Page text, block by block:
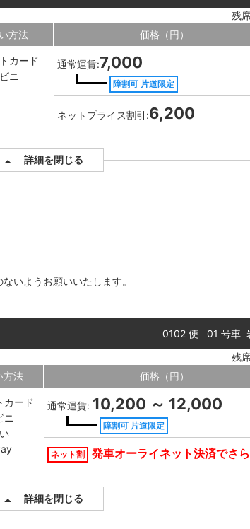
残
方法
カード
ニ
価格（円）
通常運賃:7,000
障割可 片道限定
ネットプライス割引:6,200
詳細を閉じる
いようお願いいたします。
0102 便 01 号車
残
方法
カード
ニ
価格（円）
通常運賃: 10,200 ～ 12,000
障割可 片道限定
ネット割 発車オーライネット決済でさら
詳細を閉じる